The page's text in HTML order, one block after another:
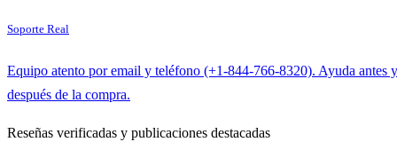
Soporte Real
Equipo atento por email y teléfono (+1-844-766-8320). Ayuda antes y
después de la compra.
Reseñas verificadas y publicaciones destacadas